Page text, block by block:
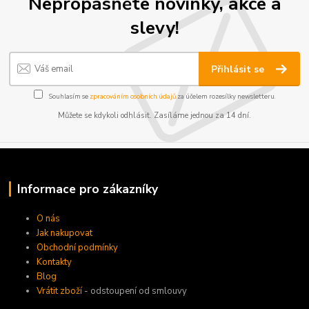
slevy!
Přihlásit se
Souhlasím se zpracováním osobních údajůza účelem rozesílky newsletteru.
Můžete se kdykoli odhlásit. Zasíláme jednou za 14 dní.
Informace pro zákazníky
O nás
Jak nakupovat
Obchodní podmínky
Kontakty
Blog
Vrátit zboží- odstoupení od smlouvy